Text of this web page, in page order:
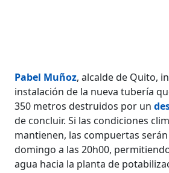
Pabel Muñoz, alcalde de Quito,
instalación de la nueva tubería
350 metros destruidos por un
de concluir. Si las condiciones
mantienen, las compuertas
domingo a las 20h00,
agua hacia la planta de